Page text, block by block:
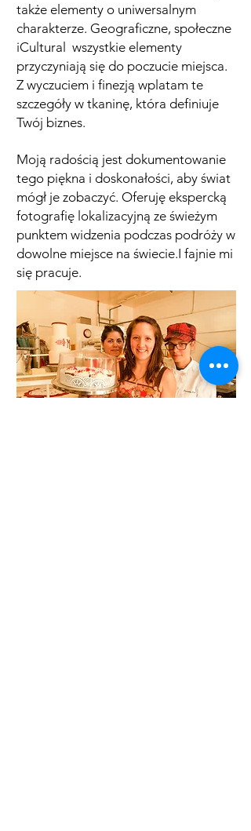
także elementy o uniwersalnym
charakterze. Geograficzne, społeczne
iCultural wszystkie elementy
przyczyniają się do poczucie miejsca.
Z wyczuciem i finezją wplatam te
szczegóły w tkaninę, która definiuje
Twój biznes.
Moją radością jest dokumentowanie
tego piękna i doskonałości, aby świat
mógł je zobaczyć. Oferuję ekspercką
fotografię lokalizacyjną ze świeżym
punktem widzenia podczas podróży w
dowolne miejsce na świecie.I fajnie mi
się pracuje.